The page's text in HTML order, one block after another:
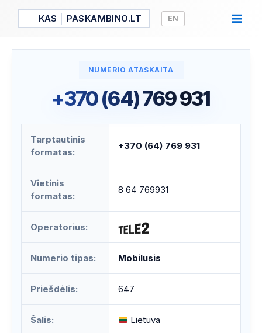
Pereiti
turinio
KAS PASKAMBINO.LT EN
NUMERIO ATASKAITA
+370 (64) 769 931
Tarptautinis
formatas:
+370 (64) 769 931
Vietinis
formatas:
8 64 769931
Operatorius:
Numerio tipas: Mobilusis
Priešdėlis: 647
Šalis: Lietuva